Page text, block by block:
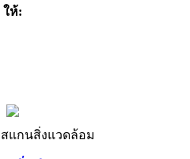
ให้:
แกนสิ่งแวดล้อม